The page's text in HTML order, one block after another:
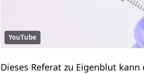
YouTube
Dieses Referat zu Eigenblut